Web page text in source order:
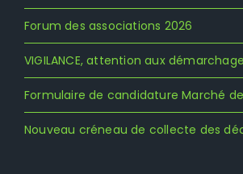
Forum des associations 2026
VIGILANCE, attention aux
Formulaire de candidature Marché
Nouveau créneau de collecte des